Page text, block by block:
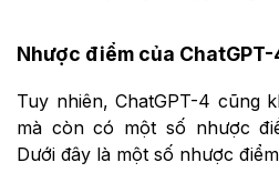
Nhược điểm của ChatGPT-
Tuy nhiên, ChatGPT-4 cũng
mà còn có một số nhược
Dưới đây là một số nhược